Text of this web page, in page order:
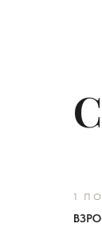
1